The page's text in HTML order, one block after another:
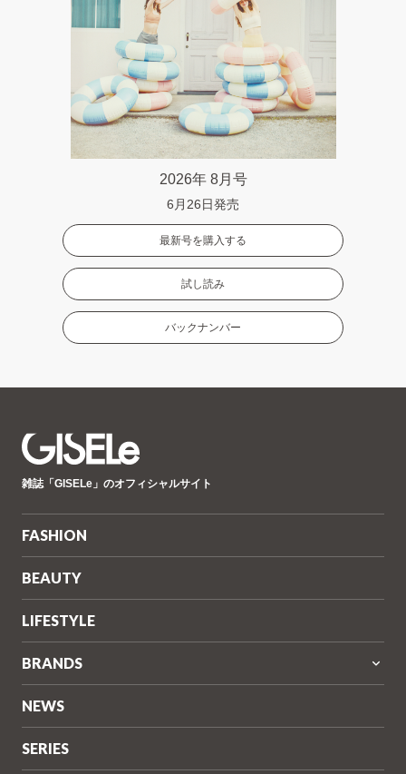
2026年 8月号
6月26日発売
最新号を購入する
試し読み
バックナンバー
ゼ
雑誌「GISELe」のオフィシャルサイト
FASHION
BEAUTY
LIFESTYLE
BRANDS
NEWS
SERIES